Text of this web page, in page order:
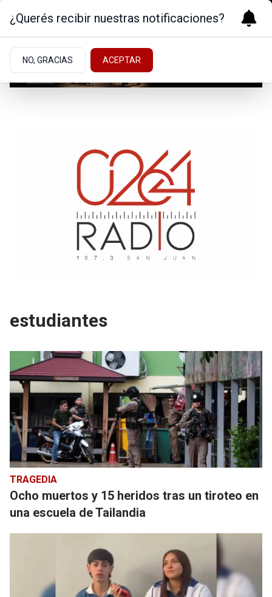
estudiantes
TRAGEDIA
Ocho muertos y 15 heridos tras un tiroteo en
una escuela de Tailandia
¿Querés recibir nuestras notificaciones?
NO, GRACIAS ACEPTAR